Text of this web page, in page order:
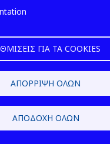
ΓΙΑ ΤΑ COOKIES
ΑΠΌΡΡΙΨΗ ΌΛΩΝ
ΑΠΟΔΟΧΉ ΌΛΩΝ
2026 © ΕΛ.ΙΝ.Υ.Α.Ε.
& Development by